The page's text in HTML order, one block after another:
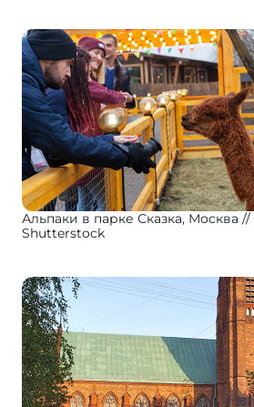
Альпаки в парке Сказка, Москва
Shutterstock